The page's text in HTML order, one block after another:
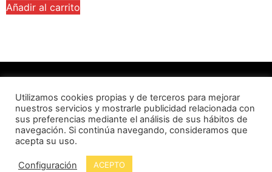
Añadir al carrito
POLÍTICA DE PRIVACITAT / LOPD | TÉRMINOS Y
CONDICIONES DE COMPRA
© Copyright. Tots els drets reservats. Gremi de
Flequers de la Província de Barcelona
Utilizamos cookies propias y de terceros para mejorar
nuestros servicios y mostrarle publicidad relacionada con
sus preferencias mediante el análisis de sus hábitos de
navegación. Si continúa navegando, consideramos que
acepta su uso.
Configuración ACEPTO